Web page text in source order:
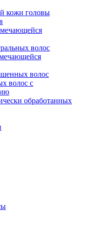
кожи головы
волос
волос
волос с
обработанных